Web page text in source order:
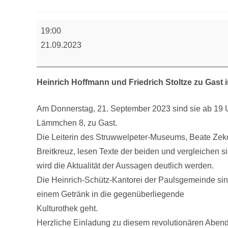
Revolutionären
19:00
21.09.2023
Heinrich Hoffmann und Friedrich Stoltze zu Gast
Am Donnerstag, 21. September 2023 sind sie ab
Lämmchen 8, zu Gast.
Die Leiterin des Struwwelpeter-Museums, Beate
Breitkreuz, lesen Texte der beiden und vergleichen
wird die Aktualität der Aussagen deutlich werden.
Die Heinrich-Schütz-Kantorei der Paulsgemeinde
einem Getränk in die gegenüberliegende
Kulturothek geht.
Herzliche Einladung zu diesem revolutionären